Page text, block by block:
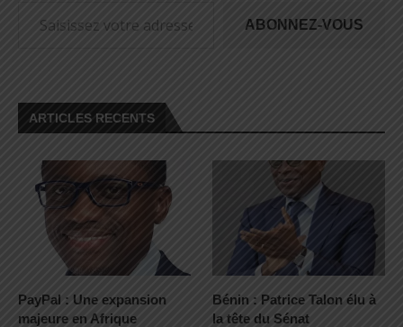
ABONNEZ-VOUS
ARTICLES RECENTS
PayPal : Une expansion
majeure en Afrique
Bénin : Patrice Talon élu à
la tête du Sénat